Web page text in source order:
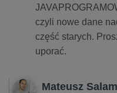
czyli nowe dane
część starych.
uporać.
Mateusz